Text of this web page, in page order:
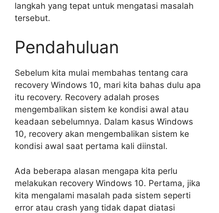
langkah yang tepat untuk mengatasi masalah
tersebut.
Pendahuluan
Sebelum kita mulai membahas tentang cara
recovery Windows 10, mari kita bahas dulu apa
itu recovery. Recovery adalah proses
mengembalikan sistem ke kondisi awal atau
keadaan sebelumnya. Dalam kasus Windows
10, recovery akan mengembalikan sistem ke
kondisi awal saat pertama kali diinstal.
Ada beberapa alasan mengapa kita perlu
melakukan recovery Windows 10. Pertama, jika
kita mengalami masalah pada sistem seperti
error atau crash yang tidak dapat diatasi